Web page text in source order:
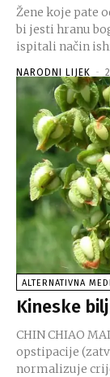
Žene koje pate
bi jesti hranu bogatu
ispitali način
NARODNI LIJEK -
ALTERNATIVNA
Kineske
CHIN CHIAO MAI
opstipacije
normalizuje